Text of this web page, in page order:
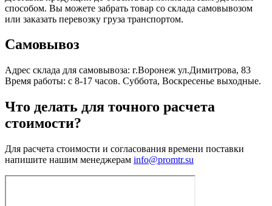
способом. Вы можете забрать товар со склада самовывозом
или заказать перевозку груза транспортом.
Самовывоз
Адрес склада для самовывоза: г.Воронеж ул.Димитрова, 83
Время работы: с 8-17 часов. Суббота, Воскресенье выходные.
Что делать для точного расчета
стоимости?
Для расчета стоимости и согласования времени поставки
напишите нашим менеджерам info@promtr.su